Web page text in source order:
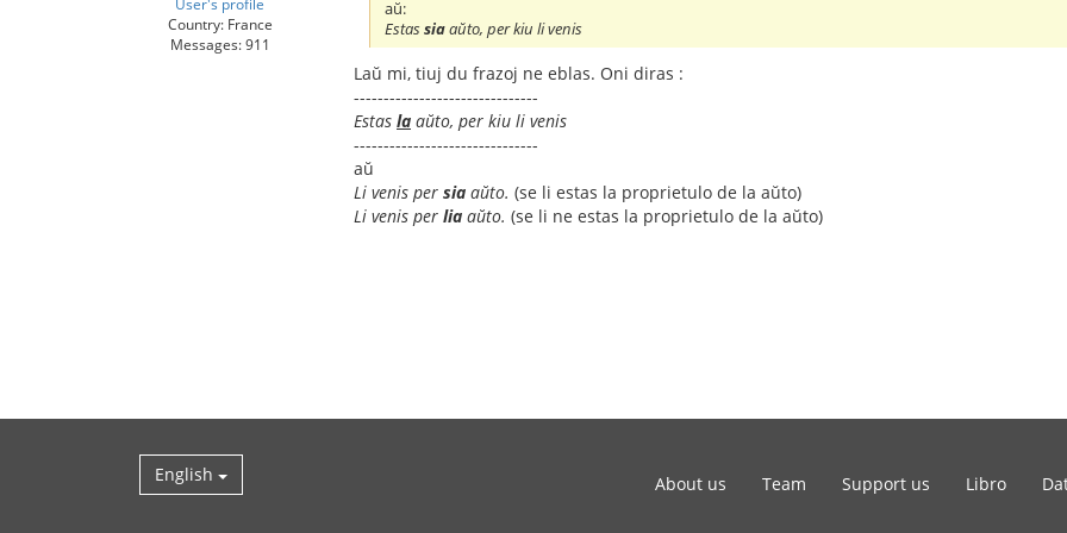
Country: France
Messages: 911
aŭ:
Estassiaaŭto, per kiu li venis
Laŭ mi, tiuj du frazoj ne eblas. Oni diras :
-------------------------------
Estas la aŭto, per kiu li venis
-------------------------------
aŭ
Li venis per sia aŭto. (se li estas la proprietulo de la aŭto)
Li venis per lia aŭto. (se li ne estas la proprietulo de la aŭto)
English About us Team Support us Libro